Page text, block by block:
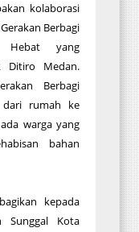
kolaborasi
Berbagi
Hebat yang
Ditiro Medan.
Berbagi
rumah ke
warga yang
bahan
kepada
Sunggal Kota